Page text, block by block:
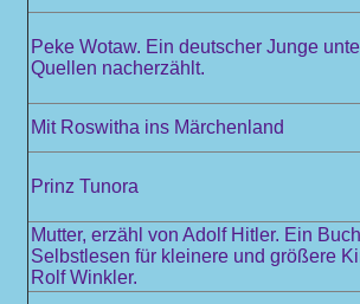
Peke Wotaw. Ein deutscher Junge
Quellen nacherzählt.
Mit Roswitha ins Märchenland
Prinz Tunora
Mutter, erzähl von Adolf Hitler. Ein
Selbstlesen für kleinere und größere
Rolf Winkler.